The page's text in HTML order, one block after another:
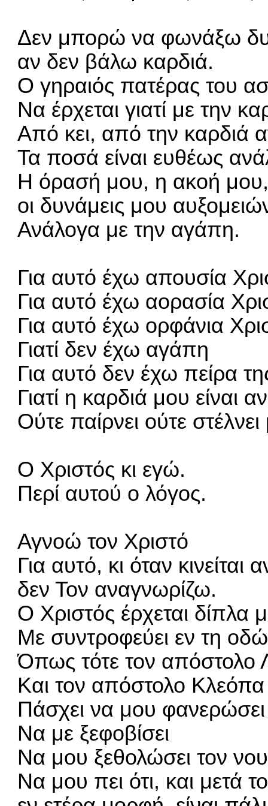
Δεν μπορώ να φωνάξω
αν δεν βάλω καρδιά.
Ο γηραιός πατέρας του
Να έρχεται γιατί με την
Από κει, από την καρδιά
Τα ποσά είναι ευθέως
Η όρασή μου, η ακοή
οι δυνάμεις μου
Ανάλογα με την αγάπη.
Για αυτό έχω απουσία
Για αυτό έχω αορασία
Για αυτό έχω ορφάνια
Γιατί δεν έχω αγάπη
Για αυτό δεν έχω πείρα
Γιατί η καρδιά μου είναι
Ούτε παίρνει ούτε
Ο Χριστός κι εγώ.
Περί αυτού ο λόγος.
Αγνοώ τον Χριστό
Για αυτό, κι όταν
δεν Τον αναγνωρίζω.
Ο Χριστός έρχεται δίπλα
Με συντροφεύει εν τη οδώ
Όπως τότε τον απόστολο
Και τον απόστολο Κλεόπα
Πάσχει να μου
Να με ξεφοβίσει
Να μου ξεθολώσει τον νου
Να μου πει ότι, και μετά